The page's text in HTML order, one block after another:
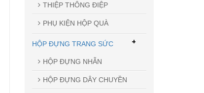
THIỆP THÔNG ĐIỆP
PHỤ KIỆN HỘP QUÀ
HỘP ĐỰNG TRANG SỨC
HỘP ĐỰNG NHẪN
HỘP ĐỰNG DÂY CHUYỀN
+